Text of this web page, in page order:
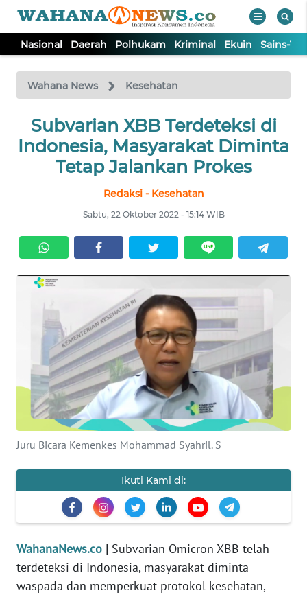
Nasional Daerah Polhukam Kriminal Ekuin Sains-
Wahana News Kesehatan
Subvarian XBB Terdeteksi di
Indonesia, Masyarakat Diminta
Tetap Jalankan Prokes
Redaksi - Kesehatan
Sabtu, 22 Oktober 2022 - 15:14 WIB
Juru Bicara Kemenkes Mohammad Syahril. S
Ikuti Kami di:
WahanaNews.co | Subvarian Omicron XBB telah
terdeteksi di Indonesia, masyarakat diminta
waspada dan memperkuat protokol kesehatan,
TV
Tutup
NASIONAL
DAERAH
KRIMINAL
EKUIN
KESEHATAN
INTERNASIONAL
SERBA-SERBI
PENDIDIKAN
OLAHRAGA
OPINI
EDITORIAL